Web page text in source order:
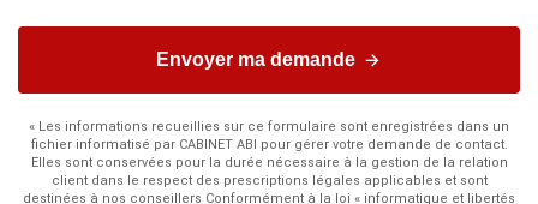
Envoyer ma demande
« Les informations recueillies sur ce formulaire sont enregistrées dans un
fichier informatisé par CABINET ABI pour gérer votre demande de contact.
Elles sont conservées pour la durée nécessaire à la gestion de la relation
client dans le respect des prescriptions légales applicables et sont
destinées à nos conseillers Conformément à la loi « informatique et libertés